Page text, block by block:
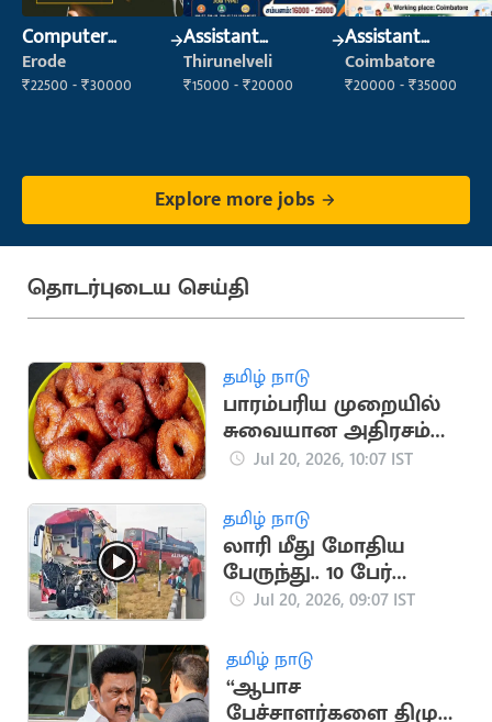
Computer
Operator
Erode
₹22500 - ₹30000
Assistant
Manager
Thirunelveli
₹15000 - ₹20000
Assistant
Manager
Coimbatore
₹20000 - ₹35000
Explore more jobs
தொடர்புடைய செய்தி
தமிழ் நாடு
பாரம்பரிய முறையில்
சுவையான அதிரசம்
செய்வது எப்படி?
Jul 20, 2026, 10:07 IST
தமிழ் நாடு
லாரி மீது மோதிய
பேருந்து.. 10 பேர்
படுகாயம்
Jul 20, 2026, 09:07 IST
தமிழ் நாடு
“ஆபாச
பேச்சாளர்களை திமுக